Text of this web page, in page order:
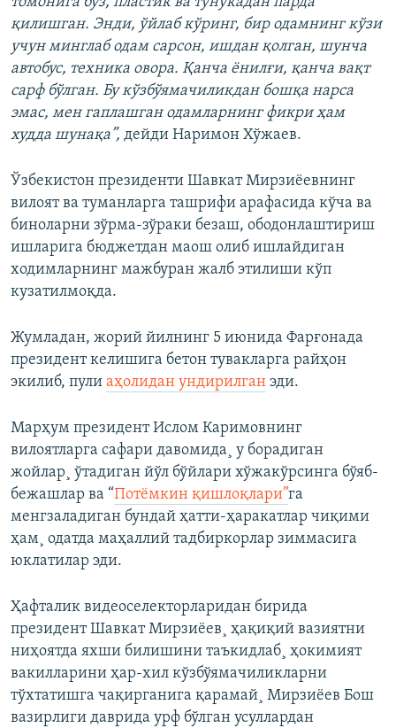
қилишган. Энди, ўйлаб кўринг, бир одамнинг кўзи
учун минглаб одам сарсон, ишдан қолган, шунча
автобус, техника овора. Қанча ёнилғи, қанча вақт
сарф бўлган. Бу кўзбўямачиликдан бошқа нарса
эмас, мен гаплашган одамларнинг фикри ҳам
худда шунақа”, дейди Наримон Хўжаев.
Ўзбекистон президенти Шавкат Мирзиёевнинг
вилоят ва туманларга ташрифи арафасида кўча ва
биноларни зўрма-зўраки безаш, ободонлаштириш
ишларига бюджетдан маош олиб ишлайдиган
ходимларнинг мажбуран жалб этилиши кўп
кузатилмоқда.
Жумладан, жорий йилнинг 5 июнида Фарғонада
президент келишига бетон тувакларга райҳон
экилиб, пули аҳолидан ундирилган эди.
Марҳум президент Ислом Каримовнинг
вилоятларга сафари давомида¸ у борадиган
жойлар¸ ўтадиган йўл бўйлари хўжакўрсинга бўяб-
бежашлар ва “Потëмкин қишлоқлари”га
менгзаладиган бундай ҳатти-ҳаракатлар чиқими
ҳам¸ одатда маҳаллий тадбиркорлар зиммасига
юклатилар эди.
Ҳафталик видеоселекторларидан бирида
президент Шавкат Мирзиëев¸ ҳақиқий вазиятни
ниҳоятда яхши билишини таъкидлаб¸ ҳокимият
вакилларини ҳар-хил кўзбўямачиликларни
тўхтатишга чақирганига қарамай¸ Мирзиëев Бош
вазирлиги даврида урф бўлган усуллардан